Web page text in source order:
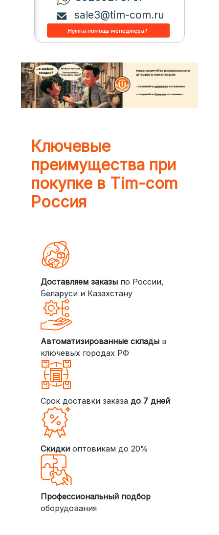
sale3@tim-com.ru
Ключевые
преимущества при
покупке в Tim-com
Россия
Доставляем заказыпо России,
Беларуси и Казахстану
Автоматизированные складыв
ключевых городах РФ
Срок доставки заказа до 7 дней
Скидкиоптовикам до 20%
Профессиональный подбор
оборудования